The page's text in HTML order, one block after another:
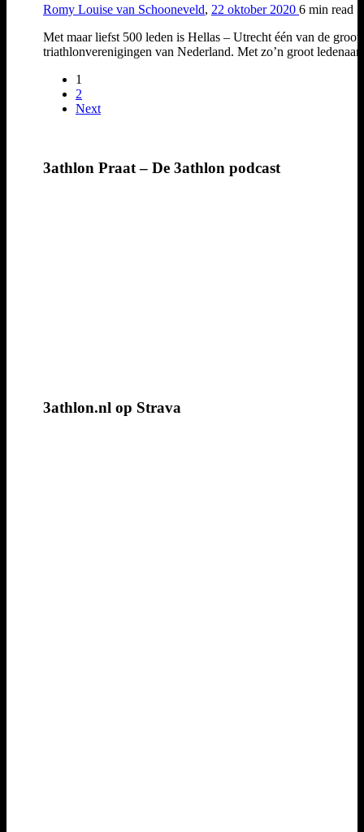
Romy Louise van Schooneveld, 22 oktober 2020 6 min read
Met maar liefst 500 leden is Hellas – Utrecht één van de
triathlonverenigingen van Nederland. Met zo’n groot
1
2
Next
3athlon Praat – De 3athlon podcast
3athlon.nl op Strava